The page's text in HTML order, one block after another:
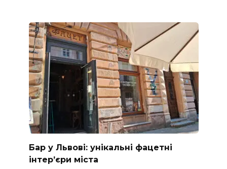
Бар у Львові: унікальні фацетні
інтер’єри міста